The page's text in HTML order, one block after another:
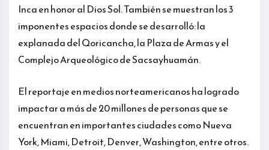
Inca en honor al Dios Sol. También se muestran los 3
imponentes espacios donde se desarrolló: la
explanada del Qoricancha, la Plaza de Armas y el
Complejo Arqueológico de Sacsayhuamán.
El reportaje en medios norteamericanos ha logrado
impactar a más de 20 millones de personas que se
encuentran en importantes ciudades como Nueva
York, Miami, Detroit, Denver, Washington, entre otros.